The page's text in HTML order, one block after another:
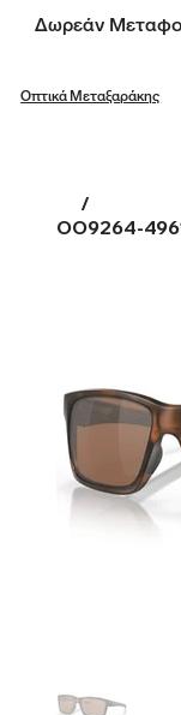
Δωρεάν
Οπτικά Μεταξαράκης
/